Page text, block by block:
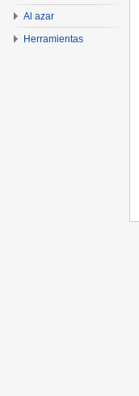
Al azar
Herramientas